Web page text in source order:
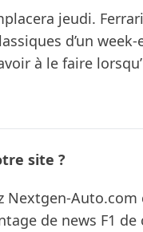
jeudi.
d’un week-
à le faire
site ?
Nextgen-Auto.com
de news F1 de